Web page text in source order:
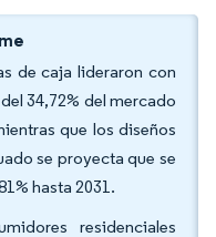
de caja lideraron con
34,72% del mercado
que los diseños
se proyecta que se
hasta 2031.
residenciales